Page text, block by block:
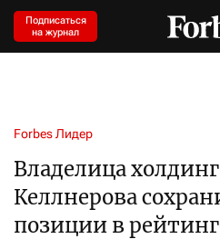
Подписаться
на журнал
Forbes Лидер
Владелица
Келлнерова
позиции в